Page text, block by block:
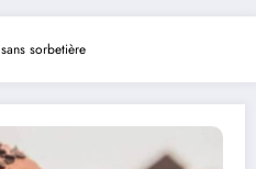
sans sorbetière